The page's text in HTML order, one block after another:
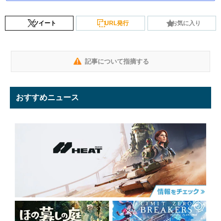
ツイート URL発行 お気に入り
記事について指摘する
おすすめニュース